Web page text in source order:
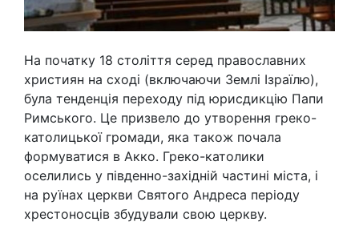
На початку 18 століття серед православних
християн на сході (включаючи Землі Ізраїлю),
була тенденція переходу під юрисдикцію Папи
Римського. Це призвело до утворення греко-
католицької громади, яка також почала
формуватися в Акко. Греко-католики
оселились у південно-західній частині міста, і
на руїнах церкви Святого Андреса періоду
хрестоносців збудували свою церкву.